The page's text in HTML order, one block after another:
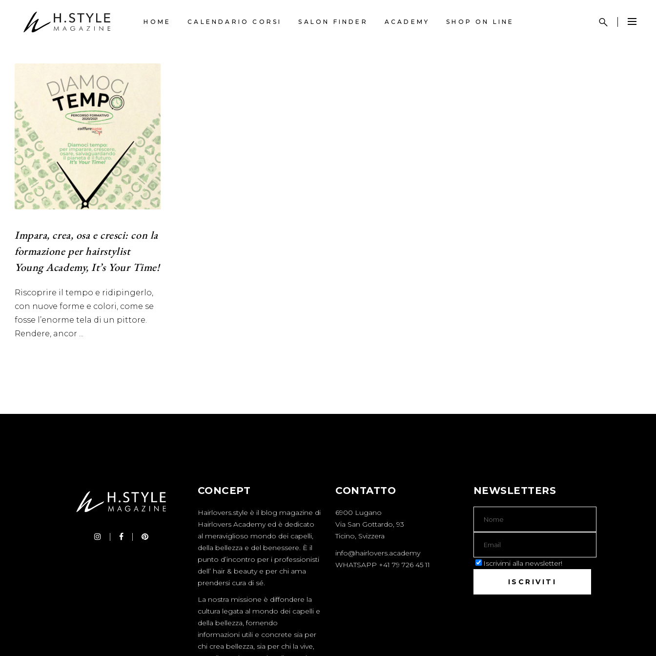
HOME CALENDARIO CORSI SALON FINDER ACADEMY SHOP ON LINE
Impara, crea, osa e cresci: con la
formazione per hairstylist
Young Academy, It’s Your Time!
Riscoprire il tempo e ridipingerlo,
con nuove forme e colori, come se
fosse l’enorme tela di un pittore.
Rendere, ancor
CONCEPT
Hairlovers.style è il blog magazine di
Hairlovers Academy ed è dedicato
al meraviglioso mondo dei capelli,
della bellezza e del benessere. È il
punto d’incontro per i professionisti
dell’ hair & beauty e per chi ama
prendersi cura di sé.
La nostra missione è diffondere la
cultura legata al mondo dei capelli e
della bellezza, fornendo
informazioni utili e concrete sia per
chi crea bellezza, sia per chi la vive,
CONTATTO
6900 Lugano
Via San Gottardo, 93
Ticino, Svizzera
info@hairlovers.academy
WHATSAPP +41 79 726 45 11
NEWSLETTERS
Iscrivimi alla newsletter!